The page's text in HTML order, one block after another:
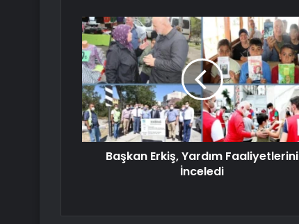
Başkan Erkiş, Yardım Faaliyetlerini
İnceledi